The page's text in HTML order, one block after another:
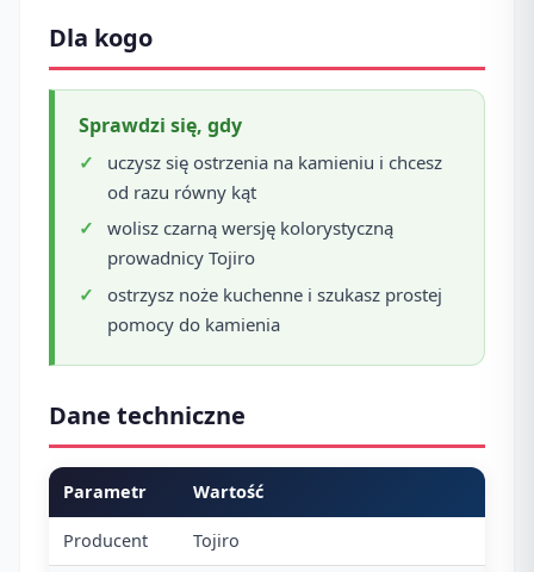
Dla kogo
Sprawdzi się, gdy
uczysz się ostrzenia na kamieniu i chcesz
od razu równy kąt
wolisz czarną wersję kolorystyczną
prowadnicy Tojiro
ostrzysz noże kuchenne i szukasz prostej
pomocy do kamienia
Dane techniczne
Parametr Wartość
Producent Tojiro